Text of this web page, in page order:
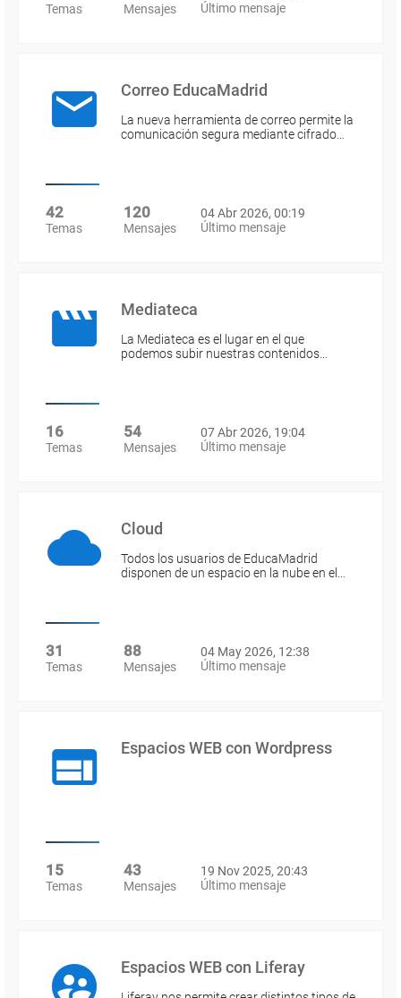
Temas Mensajes
Último mensaje
Correo EducaMadrid
La nueva herramienta de correo permite la
comunicación segura mediante cifrado…
42
Temas
120
Mensajes
04 Abr 2026, 00:19
Último mensaje
Mediateca
La Mediateca es el lugar en el que
podemos subir nuestras contenidos…
16
Temas
54
Mensajes
07 Abr 2026, 19:04
Último mensaje
Cloud
Todos los usuarios de EducaMadrid
disponen de un espacio en la nube en el…
31
Temas
88
Mensajes
04 May 2026, 12:38
Último mensaje
Espacios WEB con Wordpress
15
Temas
43
Mensajes
19 Nov 2025, 20:43
Último mensaje
Espacios WEB con Liferay